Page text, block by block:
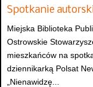
Spotkanie
Miejska Biblioteka
Ostrowskie
mieszkańców na
dziennikarką Polsat
„Nienawidzę...